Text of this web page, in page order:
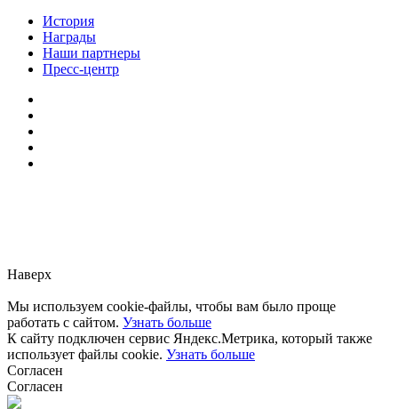
История
Награды
Наши партнеры
Пресс-центр
Наверх
Мы используем cookie-файлы, чтобы вам было проще
работать с сайтом. Узнать больше
К сайту подключен сервис Яндекс.Метрика, который также
использует файлы cookie. Узнать больше
Согласен
Согласен